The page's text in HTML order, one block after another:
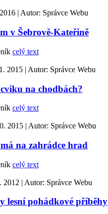
| Autor: Správce Webu
v Šebrově-Kateřině
celý text
2015 | Autor: Správce Webu
na chodbách?
celý text
2015 | Autor: Správce Webu
na zahrádce hrad
celý text
2012 | Autor: Správce Webu
lesní pohádkové příběhy